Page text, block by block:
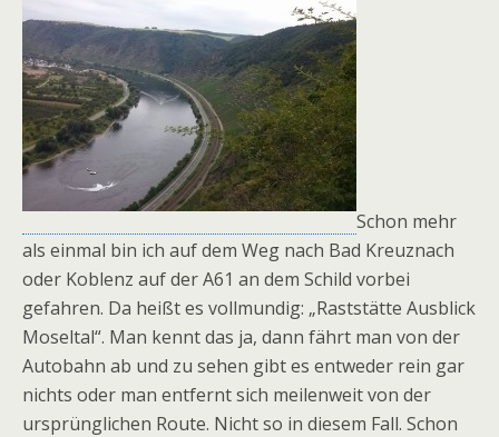
Schon mehr
als einmal bin ich auf dem Weg nach Bad Kreuznach
oder Koblenz auf der A61 an dem Schild vorbei
gefahren. Da heißt es vollmundig: „Raststätte Ausblick
Moseltal“. Man kennt das ja, dann fährt man von der
Autobahn ab und zu sehen gibt es entweder rein gar
nichts oder man entfernt sich meilenweit von der
ursprünglichen Route. Nicht so in diesem Fall. Schon